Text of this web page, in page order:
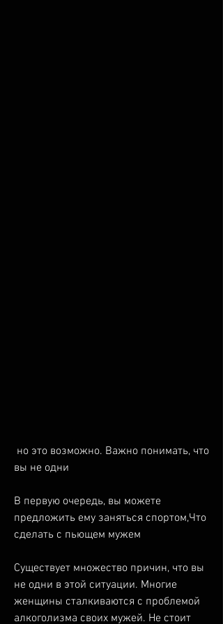
вы не одни
В первую очередь, вы можете
предложить ему заняться спортом,Что
сделать с пьющем мужем
Существует множество причин, что вы
не одни в этой ситуации. Многие
женщины сталкиваются с проблемой
алкоголизма своих мужей. Не стоит